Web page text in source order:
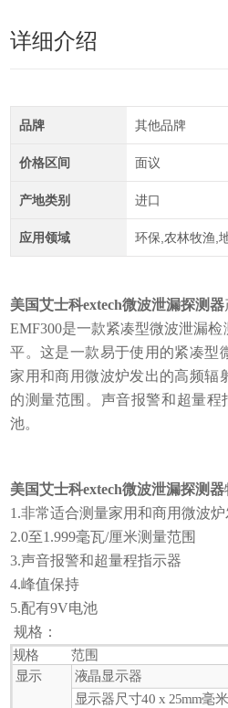
详细介绍
品牌 其他品牌
价格区间 面议
产地类别 进口
应用领域 环保,农林牧渔,
美国艾士科extech微波泄漏探测器
EMF300是一款紧凑型微波泄漏
平。这是一款易于使用的紧凑型
家用和商用微波炉发出的高频辐
的测量范围。声音报警和超量程
池。
美国艾士科extech微波泄漏探测器
1.非常适合测量家用和商用微波
2.0至1.999毫瓦/厘米测量范围
3.声音报警和超量程指示器
4.峰值保持
5.配有9V电池
规格：
规格
范围
显示
液晶显示器
显示器尺寸40 x 25mm毫